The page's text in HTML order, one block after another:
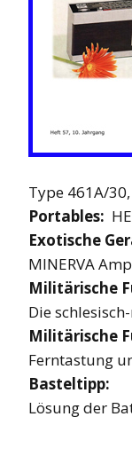
Type 461A/30,
Portables:
Exotische
MINERVA
Militärische
Die
Militärische
Ferntastung
Basteltipp:
Lösung der